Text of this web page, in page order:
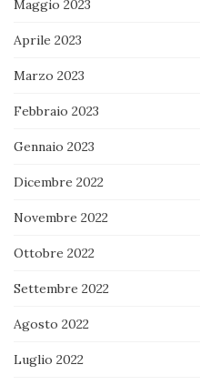
Maggio 2023
Aprile 2023
Marzo 2023
Febbraio 2023
Gennaio 2023
Dicembre 2022
Novembre 2022
Ottobre 2022
Settembre 2022
Agosto 2022
Luglio 2022